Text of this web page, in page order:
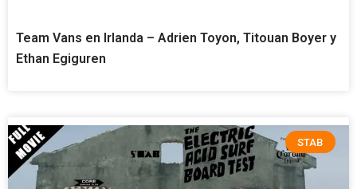
Team Vans en Irlanda – Adrien Toyon, Titouan Boyer y
Ethan Egiguren
STAB